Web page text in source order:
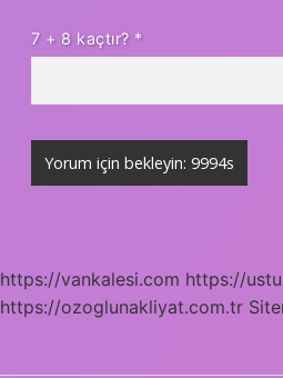
7 + 8 kaçtır? *
https://vankalesi.com https://
https://ozoglunakliyat.com.tr